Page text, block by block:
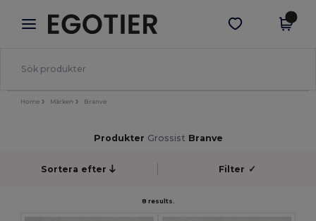
× Egotier-app
Bättre priser i appen!
Hämta app
Home Märken Branve
Produkter Grossist Branve
Sortera efter Filter ✓
8 results.